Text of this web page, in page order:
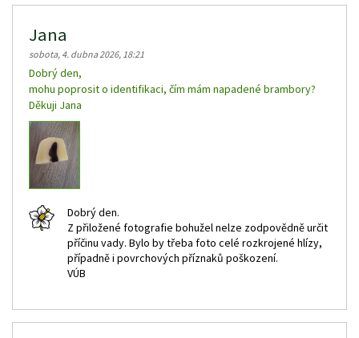
Jana
sobota, 4. dubna 2026, 18:21
Dobrý den,
mohu poprosit o identifikaci, čím mám napadené brambory?
Děkuji Jana
Dobrý den.
Z přiložené fotografie bohužel nelze zodpovědně určit
příčinu vady. Bylo by třeba foto celé rozkrojené hlízy,
případně i povrchových příznaků poškození.
VÚB